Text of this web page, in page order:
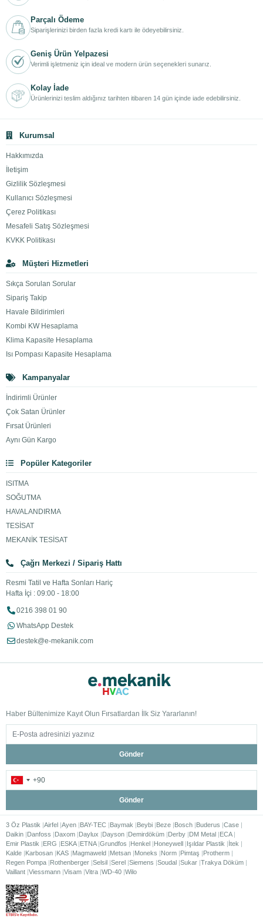
Parçalı Ödeme
Siparişlerinizi birden fazla kredi kartı ile ödeyebilirsiniz.
Geniş Ürün Yelpazesi
Verimli işletmeniz için ideal ve modern ürün seçenekleri sunarız.
Kolay İade
Ürünlerinizi teslim aldığınız tarihten itibaren 14 gün içinde iade edebilirsiniz.
Kurumsal
Hakkımızda
İletişim
Gizlilik Sözleşmesi
Kullanıcı Sözleşmesi
Çerez Politikası
Mesafeli Satış Sözleşmesi
KVKK Politikası
Müşteri Hizmetleri
Sıkça Sorulan Sorular
Sipariş Takip
Havale Bildirimleri
Kombi KW Hesaplama
Klima Kapasite Hesaplama
Isı Pompası Kapasite Hesaplama
Kampanyalar
İndirimli Ürünler
Çok Satan Ürünler
Fırsat Ürünleri
Aynı Gün Kargo
Popüler Kategoriler
ISITMA
SOĞUTMA
HAVALANDIRMA
TESİSAT
MEKANİK TESİSAT
Çağrı Merkezi / Sipariş Hattı
Resmi Tatil ve Hafta Sonları Hariç
Hafta İçi : 09:00 - 18:00
0216 398 01 90
WhatsApp Destek
destek@e-mekanik.com
Haber Bültenimize Kayıt Olun Fırsatlardan İlk Siz Yararlanın!
Gönder
Gönder
3 Öz Plastik Airfel Ayen BAY-TEC Baymak Beybi Beze Bosch Buderus Case
Daikin Danfoss Daxom Daylux Dayson Demirdöküm Derby DM Metal ECA
Emir Plastik
ERG ESKA ETNA Grundfos Henkel Honeywell Işıldar Plastik
İtek
Kalde Karbosan KAS Magmaweld Metsan Moneks Norm Pimtaş
Protherm
Regen Pompa Rothenberger Selsil Serel Siemens Soudal Sukar Trakya Döküm
Vaillant Viessmann Visam Vitra WD-40 Wilo